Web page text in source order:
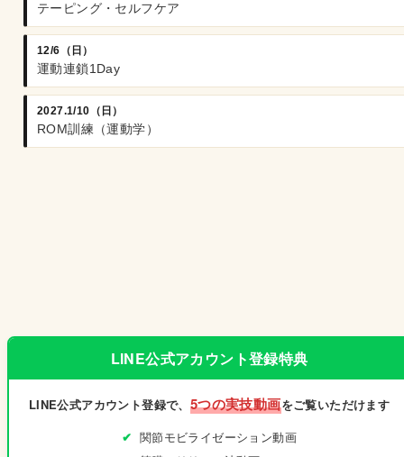
テーピング・セルフケア
12/6（日）
運動連鎖1Day
2027.1/10（日）
ROM訓練（運動学）
LINE公式アカウント登録特典
LINE公式アカウント登録で、 5つの実技動画をご覧いただけます
関節モビライゼーション動画